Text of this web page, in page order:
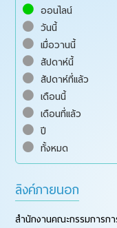
ออนไลน์
วันนี้
เมื่อวานนี้
สัปดาห์นี้
สัปดาห์ที่แล้ว
เดือนนี้
เดือนที่แล้ว
ปี
ทั้งหมด
ลิงค์ภายนอก
สำนักงานคณะกรรมการก